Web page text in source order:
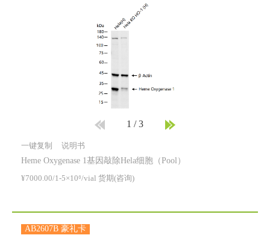
1 /3
一键复制 说明书
Heme Oxygenase 1基因敲除Hela细胞（Pool）
¥7000.00/1-5×10⁶/vial 货期(咨询)
AB2607B 豪礼卡